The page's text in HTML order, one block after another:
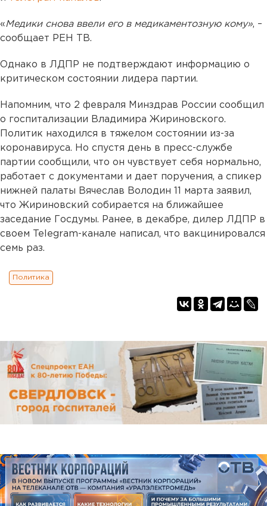
«Медики снова ввели его в медикаментозную кому», –
сообщает РЕН ТВ.
Однако в ЛДПР не подтверждают информацию о
критическом состоянии лидера партии.
Напомним, что 2 февраля Минздрав России сообщил
о госпитализации Владимира Жириновского.
Политик находился в тяжелом состоянии из-за
коронавируса. Но спустя день в пресс-службе
партии сообщили, что он чувствует себя нормально,
работает с документами и дает поручения, а спикер
нижней палаты Вячеслав Володин 11 марта заявил,
что Жириновский собирается на ближайшее
заседание Госдумы. Ранее, в декабре, дилер ЛДПР в
своем Telegram-канале написал, что вакцинировался
семь раз.
Политика